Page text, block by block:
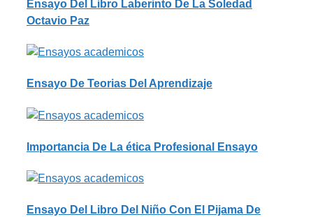
Ensayo Del Libro Laberinto De La Soledad
Octavio Paz
Ensayo De Teorias Del Aprendizaje
Importancia De La ética Profesional Ensayo
Ensayo Del Libro Del Niño Con El Pijama De